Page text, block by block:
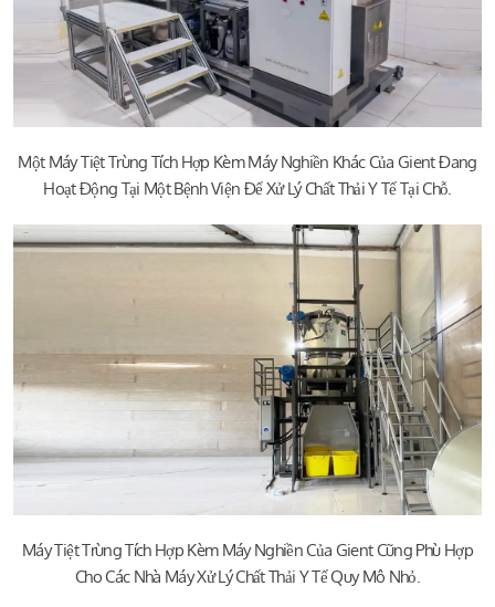
Một Máy Tiệt Trùng Tích Hợp Kèm Máy Nghiền Khác Của Gient Đang
Hoạt Động Tại Một Bệnh Viện Để Xử Lý Chất Thải Y Tế Tại Chỗ.
Máy Tiệt Trùng Tích Hợp Kèm Máy Nghiền Của Gient Cũng Phù Hợp
Cho Các Nhà Máy Xử Lý Chất Thải Y Tế Quy Mô Nhỏ.